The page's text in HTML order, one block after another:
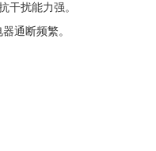
干扰能力强。
通断频繁。